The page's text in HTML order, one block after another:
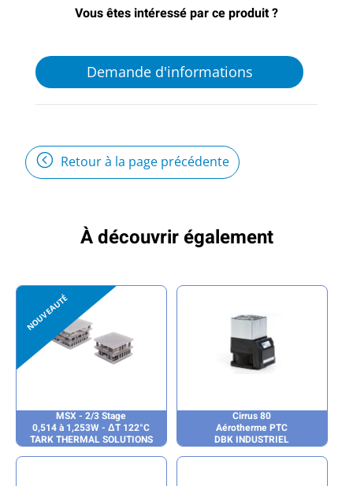
Vous êtes intéressé par ce produit ?
Demande d'informations
Retour à la page précédente
À découvrir également
MSX - 2/3 Stage
0,514 à 1,253W - ΔT 122°C
TARK THERMAL SOLUTIONS
Cirrus 80
Aérotherme PTC
DBK INDUSTRIEL